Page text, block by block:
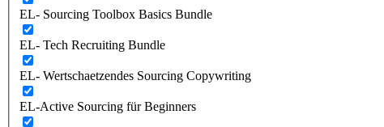
EL- Sourcing Toolbox Basics Bundle
EL- Tech Recruiting Bundle
EL- Wertschaetzendes Sourcing Copywriting
EL-Active Sourcing für Beginners